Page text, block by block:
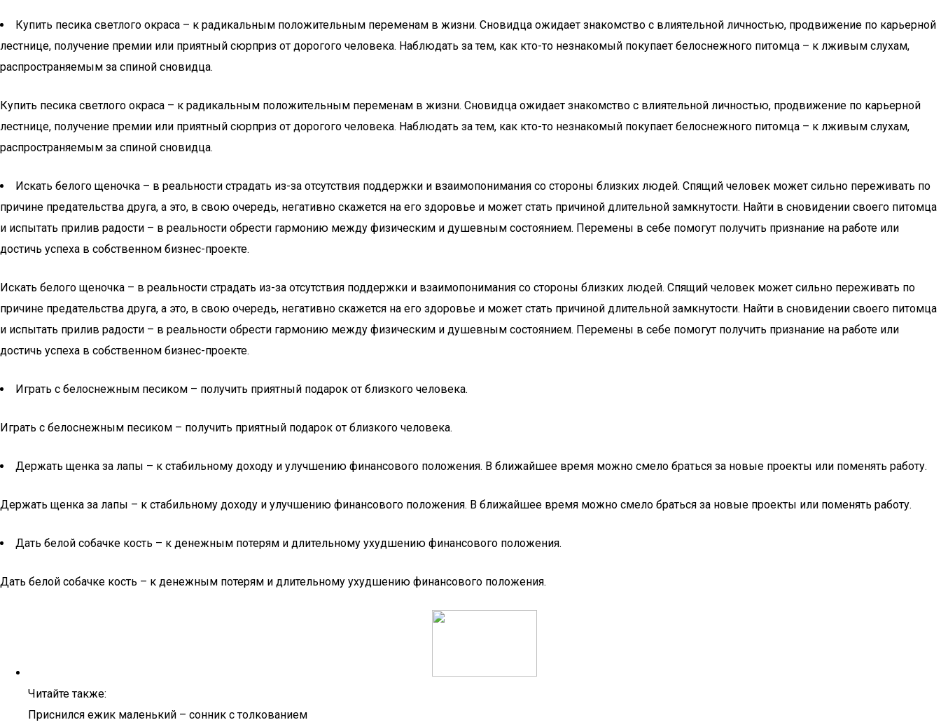
Купить песика светлого окраса – к радикальным положительным переменам в жизни. Сновидца ожидает знакомство с влиятельной личностью, продвижение по карьерной
лестнице, получение премии или приятный сюрприз от дорогого человека. Наблюдать за тем, как кто-то незнакомый покупает белоснежного питомца – к лживым слухам,
распространяемым за спиной сновидца.
Купить песика светлого окраса – к радикальным положительным переменам в жизни. Сновидца ожидает знакомство с влиятельной личностью, продвижение по карьерной
лестнице, получение премии или приятный сюрприз от дорогого человека. Наблюдать за тем, как кто-то незнакомый покупает белоснежного питомца – к лживым слухам,
распространяемым за спиной сновидца.
Искать белого щеночка – в реальности страдать из-за отсутствия поддержки и взаимопонимания со стороны близких людей. Спящий человек может сильно переживать по
причине предательства друга, а это, в свою очередь, негативно скажется на его здоровье и может стать причиной длительной замкнутости. Найти в сновидении своего питомца
и испытать прилив радости – в реальности обрести гармонию между физическим и душевным состоянием. Перемены в себе помогут получить признание на работе или
достичь успеха в собственном бизнес-проекте.
Искать белого щеночка – в реальности страдать из-за отсутствия поддержки и взаимопонимания со стороны близких людей. Спящий человек может сильно переживать по
причине предательства друга, а это, в свою очередь, негативно скажется на его здоровье и может стать причиной длительной замкнутости. Найти в сновидении своего питомца
и испытать прилив радости – в реальности обрести гармонию между физическим и душевным состоянием. Перемены в себе помогут получить признание на работе или
достичь успеха в собственном бизнес-проекте.
Играть с белоснежным песиком – получить приятный подарок от близкого человека.
Играть с белоснежным песиком – получить приятный подарок от близкого человека.
Держать щенка за лапы – к стабильному доходу и улучшению финансового положения. В ближайшее время можно смело браться за новые проекты или поменять работу.
Держать щенка за лапы – к стабильному доходу и улучшению финансового положения. В ближайшее время можно смело браться за новые проекты или поменять работу.
Дать белой собачке кость – к денежным потерям и длительному ухудшению финансового положения.
Дать белой собачке кость – к денежным потерям и длительному ухудшению финансового положения.
Читайте также:
Приснился ежик маленький – сонник с толкованием